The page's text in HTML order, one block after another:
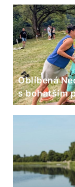
Oblíbená
s bohatším